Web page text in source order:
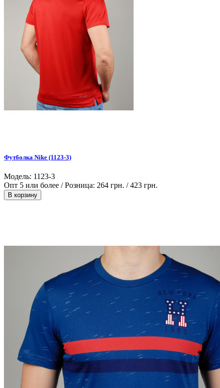
Футболка Nike (1123-3)
Модель: 1123-3
Опт 5 или более / Розница: 264 грн. /423 грн.
В корзину